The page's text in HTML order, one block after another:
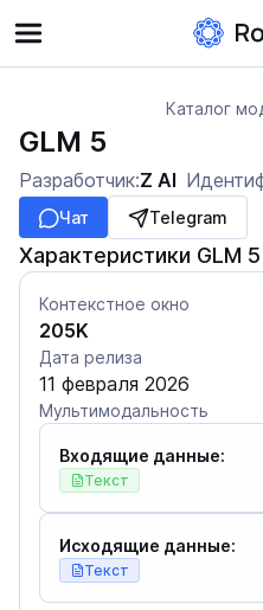
Каталог
GLM 5
Разработчик:Z AI
Чат Telegram
Характеристики GLM 5
Контекстное окно
205K
Дата релиза
11 февраля 2026
Мультимодальность
Входящие данные:
Текст
Исходящие данные:
Текст